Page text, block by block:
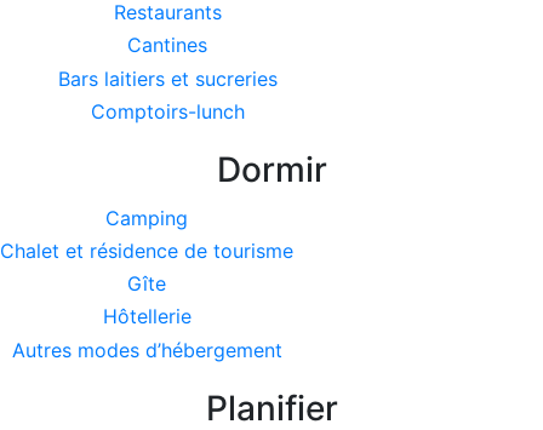
Restaurants
Cantines
Bars laitiers et sucreries
Comptoirs-lunch
Dormir
Camping
Chalet et résidence de tourisme
Gîte
Hôtellerie
Autres modes d’hébergement
Planifier